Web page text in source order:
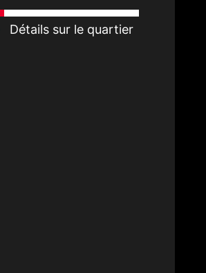
Détails sur le quartier